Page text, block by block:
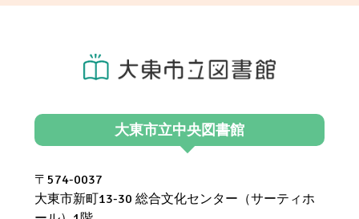
大東市立中央図書館
〒574-0037
大東市新町13-30 総合文化センター（サーティホ